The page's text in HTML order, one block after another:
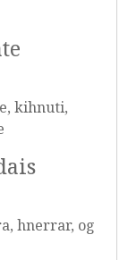
kihnuti,
hnerrar, og